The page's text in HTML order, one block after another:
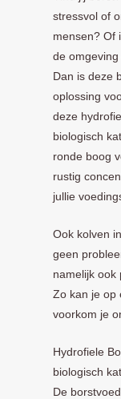
stressvol of
mensen? Of
de
Dan is deze
oplossing
deze
biologisch
ronde boog
rustig
jullie
Ook kolven
geen
namelijk ook
Zo kan je op
voorkom je
Hydrofiele
biologisch
De